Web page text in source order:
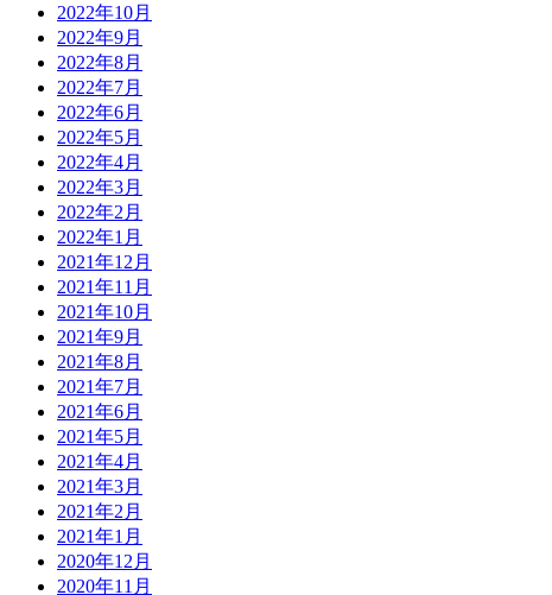
2022年10月
2022年9月
2022年8月
2022年7月
2022年6月
2022年5月
2022年4月
2022年3月
2022年2月
2022年1月
2021年12月
2021年11月
2021年10月
2021年9月
2021年8月
2021年7月
2021年6月
2021年5月
2021年4月
2021年3月
2021年2月
2021年1月
2020年12月
2020年11月